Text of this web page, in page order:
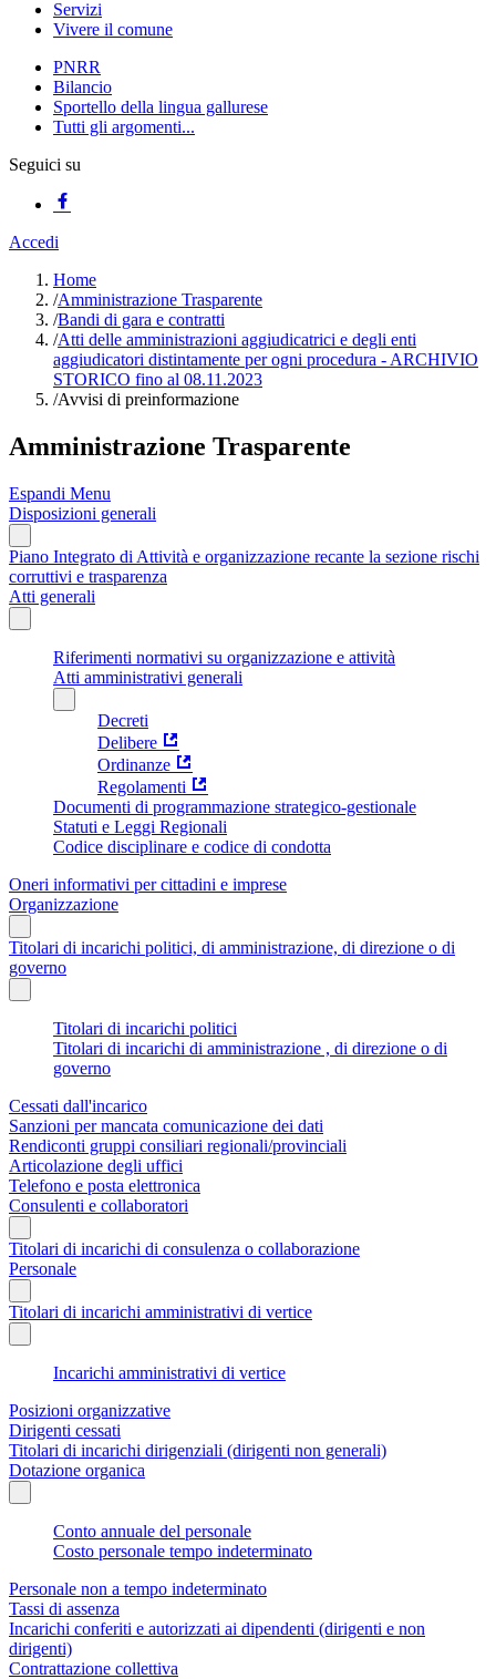
Servizi
Vivere il comune
PNRR
Bilancio
Sportello della lingua gallurese
Tutti gli argomenti...
Seguici su
Accedi
Home
/Amministrazione Trasparente
/Bandi di gara e contratti
/Atti delle amministrazioni aggiudicatrici e degli enti
aggiudicatori distintamente per ogni procedura - ARCHIVIO
STORICO fino al 08.11.2023
/Avvisi di preinformazione
Amministrazione Trasparente
Espandi Menu
Disposizioni generali
Piano Integrato di Attività e organizzazione recante la sezione rischi
corruttivi e trasparenza
Atti generali
Riferimenti normativi su organizzazione e attività
Atti amministrativi generali
Decreti
Delibere
Ordinanze
Regolamenti
Documenti di programmazione strategico-gestionale
Statuti e Leggi Regionali
Codice disciplinare e codice di condotta
Oneri informativi per cittadini e imprese
Organizzazione
Titolari di incarichi politici, di amministrazione, di direzione o di
governo
Titolari di incarichi politici
Titolari di incarichi di amministrazione , di direzione o di
governo
Cessati dall'incarico
Sanzioni per mancata comunicazione dei dati
Rendiconti gruppi consiliari regionali/provinciali
Articolazione degli uffici
Telefono e posta elettronica
Consulenti e collaboratori
Titolari di incarichi di consulenza o collaborazione
Personale
Titolari di incarichi amministrativi di vertice
Incarichi amministrativi di vertice
Posizioni organizzative
Dirigenti cessati
Titolari di incarichi dirigenziali (dirigenti non generali)
Dotazione organica
Conto annuale del personale
Costo personale tempo indeterminato
Personale non a tempo indeterminato
Tassi di assenza
Incarichi conferiti e autorizzati ai dipendenti (dirigenti e non
dirigenti)
Contrattazione collettiva